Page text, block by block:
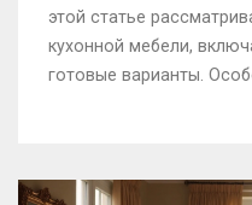
этой статье
кухонной мебели,
готовые варианты.